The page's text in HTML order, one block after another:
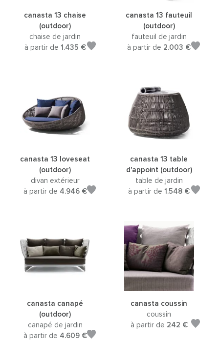
canasta 13 chaise
(outdoor)
chaise de jardin
à partir de 1.435 €
canasta 13 fauteuil
(outdoor)
fauteuil de jardin
à partir de 2.003 €
canasta 13 loveseat
(outdoor)
divan extérieur
à partir de 4.946 €
canasta 13 table
d'appoint (outdoor)
table de jardin
à partir de1.548 €
canasta canapé
(outdoor)
canapé de jardin
à partir de 4.609 €
canasta coussin
coussin
à partir de 242 €